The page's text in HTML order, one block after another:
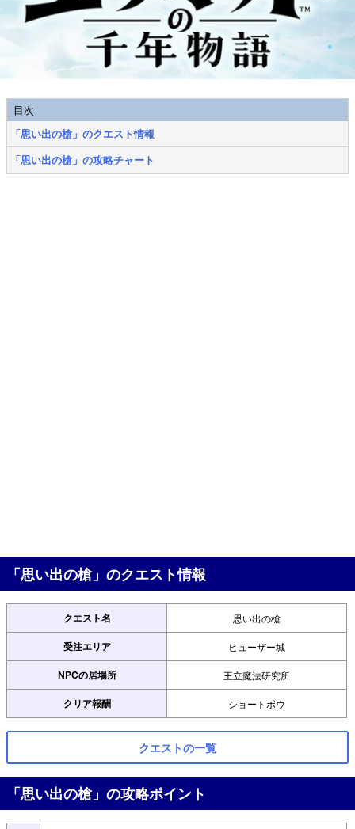
目次
「思い出の槍」のクエスト情報
「思い出の槍」の攻略チャート
「思い出の槍」のクエスト情報
クエスト名 思い出の槍
受注エリア ヒューザー城
NPCの居場所 王立魔法研究所
クリア報酬 ショートボウ
クエストの一覧
「思い出の槍」の攻略ポイント